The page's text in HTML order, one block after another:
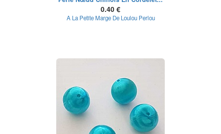
0.40 €
A La Petite Marge De Loulou Perlou